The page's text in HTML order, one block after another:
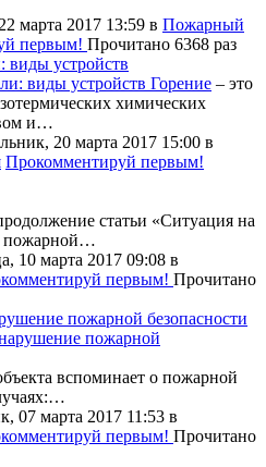
марта 2017 13:59 в Пожарный
первым! Прочитано 6368 раз
виды устройств
Горение – это
химических
и…
20 марта 2017 15:00 в
Прокомментируй первым!
статьи «Ситуация на
пожарной…
10 марта 2017 09:08 в
первым! Прочитано
пожарной безопасности
вспоминает о пожарной
07 марта 2017 11:53 в
первым! Прочитано